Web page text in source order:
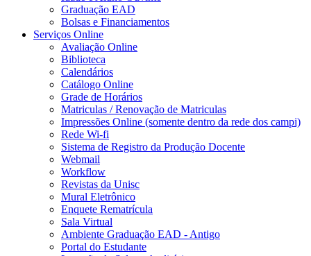
Graduação EAD
Bolsas e Financiamentos
Serviços Online
Avaliação Online
Biblioteca
Calendários
Catálogo Online
Grade de Horários
Matriculas / Renovação de Matriculas
Impressões Online (somente dentro da rede dos campi)
Rede Wi-fi
Sistema de Registro da Produção Docente
Webmail
Workflow
Revistas da Unisc
Mural Eletrônico
Enquete Rematrícula
Sala Virtual
Ambiente Graduação EAD - Antigo
Portal do Estudante